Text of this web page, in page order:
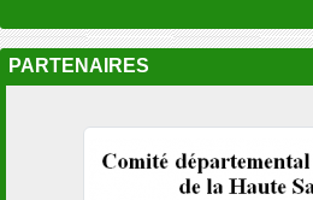
PARTENAIRES